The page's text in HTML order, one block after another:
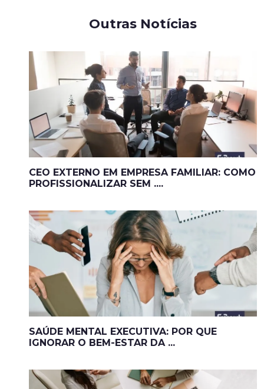
Outras Notícias
CEO EXTERNO EM EMPRESA FAMILIAR: COMO
PROFISSIONALIZAR SEM ....
SAÚDE MENTAL EXECUTIVA: POR QUE
IGNORAR O BEM-ESTAR DA ...